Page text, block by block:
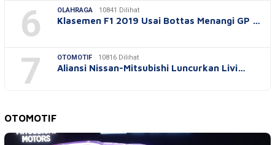
6 OLAHRAGA 10841 Dilihat
Klasemen F1 2019 Usai Bottas Menangi GP …
7 OTOMOTIF 10816 Dilihat
Aliansi Nissan-Mitsubishi Luncurkan Livi…
OTOMOTIF